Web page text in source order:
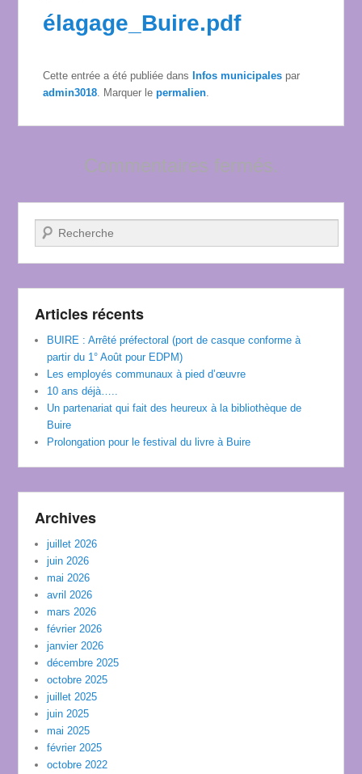
élagage_Buire.pdf
Cette entrée a été publiée dans Infos municipales par
admin3018 . Marquer lepermalien
Commentaires fermés.
Recherche
Articles récents
BUIRE : Arrêté préfectoral (port de casque conforme à
partir du 1° Août pour EDPM)
Les employés communaux à pied d’œuvre
10 ans déjà…..
Un partenariat qui fait des heureux à la bibliothèque de
Buire
Prolongation pour le festival du livre à Buire
Archives
juillet 2026
juin 2026
mai 2026
avril 2026
mars 2026
février 2026
janvier 2026
décembre 2025
octobre 2025
juillet 2025
juin 2025
mai 2025
février 2025
octobre 2022